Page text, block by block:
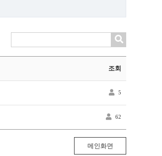
조회
5
62
메인화면